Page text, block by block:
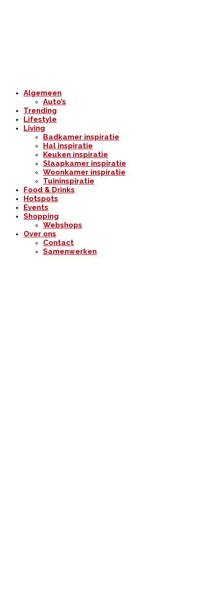
Algemeen
Auto’s
Trending
Lifestyle
Living
Badkamer inspiratie
Hal inspiratie
Keuken inspiratie
Slaapkamer inspiratie
Woonkamer inspiratie
Tuininspiratie
Food & Drinks
Hotspots
Events
Shopping
Webshops
Over ons
Contact
Samenwerken